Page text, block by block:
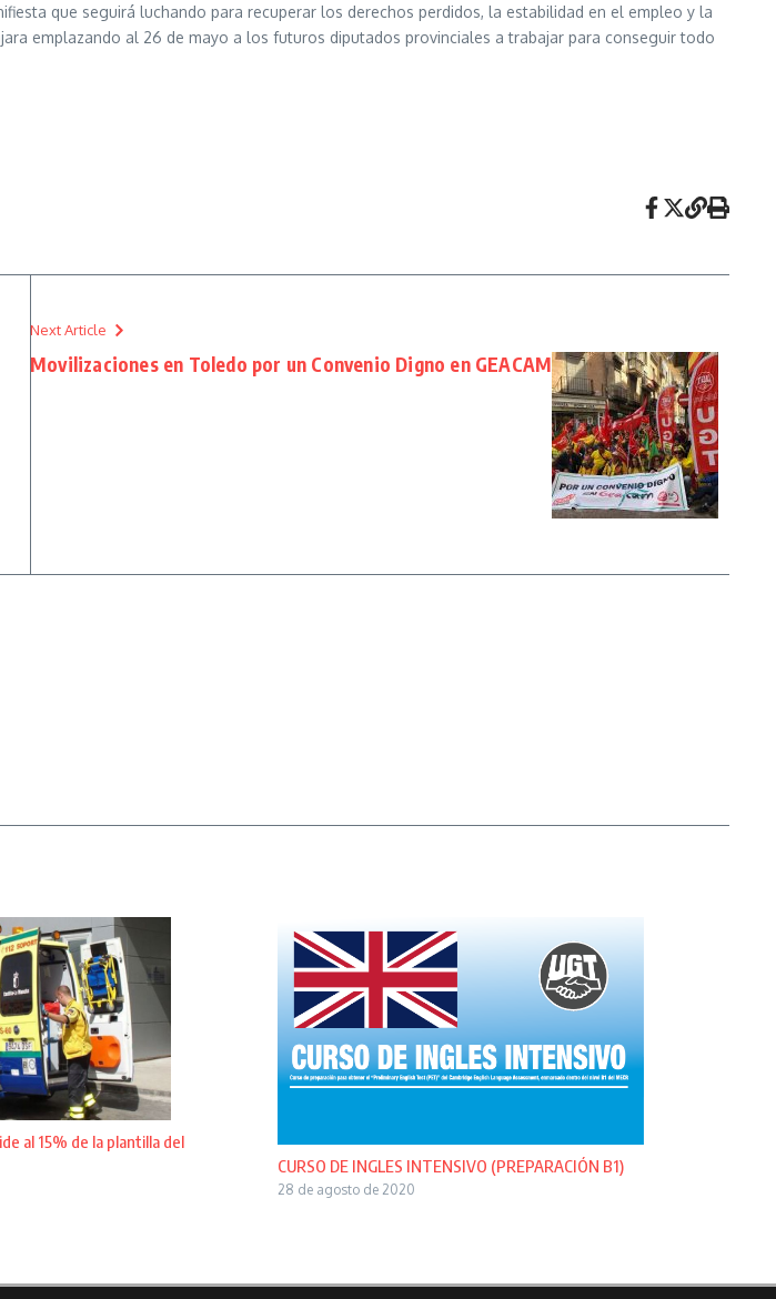
que seguirá luchando para recuperar los derechos perdidos, la estabilidad en el empleo y la
emplazando al 26 de mayo a los futuros diputados provinciales a trabajar para conseguir todo
Next Article
Movilizaciones en Toledo por un Convenio Digno en GEACAM
al 15% de la plantilla del
CURSO DE INGLES INTENSIVO (PREPARACIÓN B1)
28 de agosto de 2020